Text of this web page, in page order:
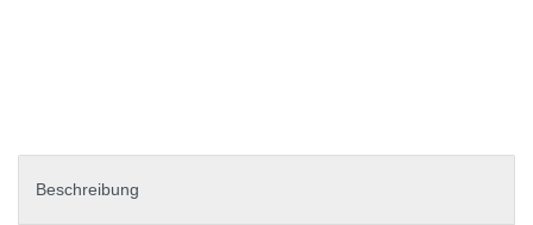
Beschreibung